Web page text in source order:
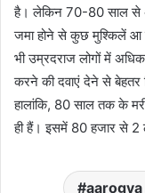
है। लेकिन 70-80 साल से
जमा होने से कुछ मुश्किलें आ
भी उम्रदराज लोगों में
करने की दवाएं देने से बेहतर
हालांकि, 80 साल तक के
ही हैं। इसमें 80 हजार से